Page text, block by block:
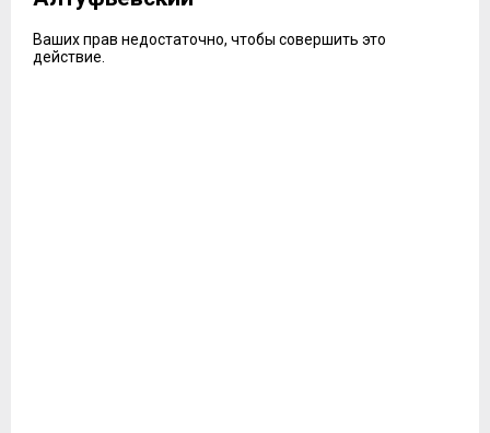
Ваших прав недостаточно, чтобы совершить это
действие.